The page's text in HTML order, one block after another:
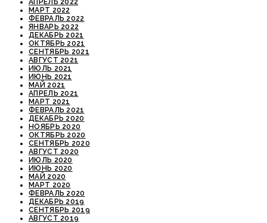
МАРТ 2022
ФЕВРАЛЬ 2022
ЯНВАРЬ 2022
ДЕКАБРЬ 2021
ОКТЯБРЬ 2021
СЕНТЯБРЬ 2021
АВГУСТ 2021
ИЮЛЬ 2021
ИЮНЬ 2021
МАЙ 2021
АПРЕЛЬ 2021
МАРТ 2021
ФЕВРАЛЬ 2021
ДЕКАБРЬ 2020
НОЯБРЬ 2020
ОКТЯБРЬ 2020
СЕНТЯБРЬ 2020
АВГУСТ 2020
ИЮЛЬ 2020
ИЮНЬ 2020
МАЙ 2020
МАРТ 2020
ФЕВРАЛЬ 2020
ДЕКАБРЬ 2019
СЕНТЯБРЬ 2019
АВГУСТ 2019